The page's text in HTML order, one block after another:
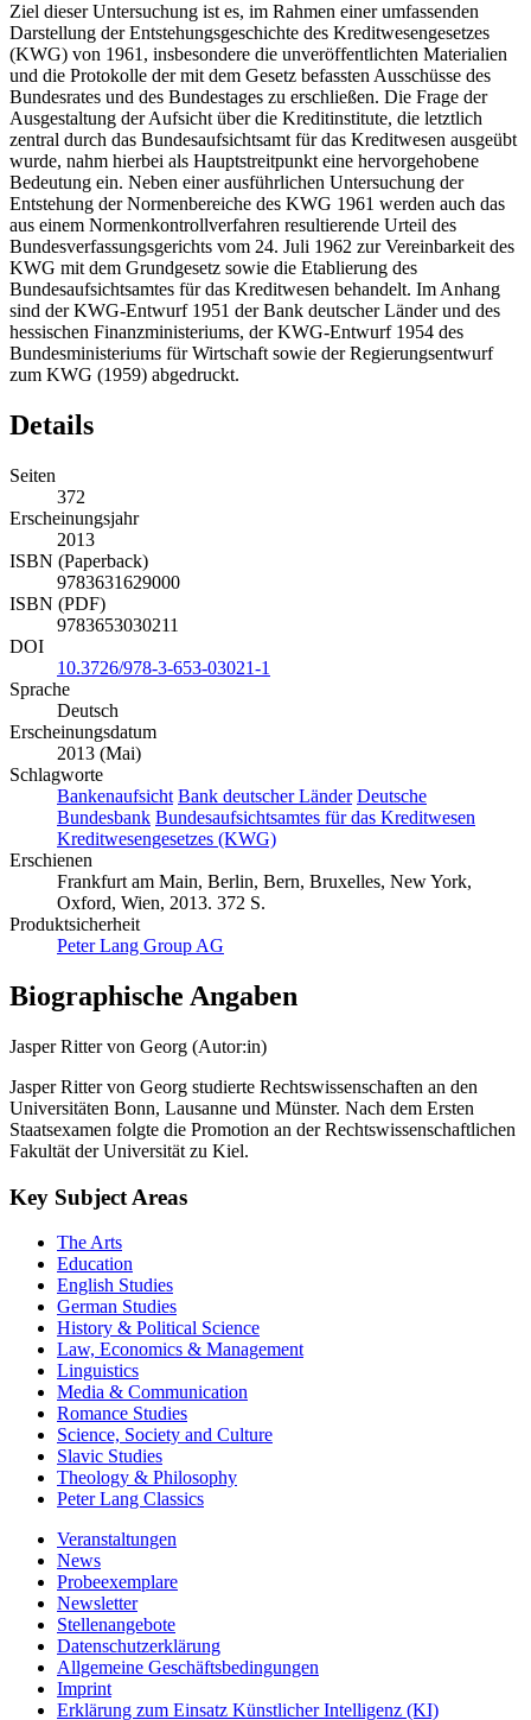
Ziel dieser Untersuchung ist es, im Rahmen einer umfassenden
Darstellung der Entstehungsgeschichte des Kreditwesengesetzes
(KWG) von 1961, insbesondere die unveröffentlichten Materialien
und die Protokolle der mit dem Gesetz befassten Ausschüsse des
Bundesrates und des Bundestages zu erschließen. Die Frage der
Ausgestaltung der Aufsicht über die Kreditinstitute, die letztlich
zentral durch das Bundesaufsichtsamt für das Kreditwesen ausgeübt
wurde, nahm hierbei als Hauptstreitpunkt eine hervorgehobene
Bedeutung ein. Neben einer ausführlichen Untersuchung der
Entstehung der Normenbereiche des KWG 1961 werden auch das
aus einem Normenkontrollverfahren resultierende Urteil des
Bundesverfassungsgerichts vom 24. Juli 1962 zur Vereinbarkeit des
KWG mit dem Grundgesetz sowie die Etablierung des
Bundesaufsichtsamtes für das Kreditwesen behandelt. Im Anhang
sind der KWG-Entwurf 1951 der Bank deutscher Länder und des
hessischen Finanzministeriums, der KWG-Entwurf 1954 des
Bundesministeriums für Wirtschaft sowie der Regierungsentwurf
zum KWG (1959) abgedruckt.
Details
Seiten
372
Erscheinungsjahr
2013
ISBN (Paperback)
9783631629000
ISBN (PDF)
9783653030211
DOI
10.3726/978-3-653-03021-1
Sprache
Deutsch
Erscheinungsdatum
2013 (Mai)
Schlagworte
Bankenaufsicht Bank deutscher Länder Deutsche
Bundesbank Bundesaufsichtsamtes für das Kreditwesen
Kreditwesengesetzes (KWG)
Erschienen
Frankfurt am Main, Berlin, Bern, Bruxelles, New York,
Oxford, Wien, 2013. 372 S.
Produktsicherheit
Peter Lang Group AG
Biographische Angaben
Jasper Ritter von Georg (Autor:in)
Jasper Ritter von Georg studierte Rechtswissenschaften an den
Universitäten Bonn, Lausanne und Münster. Nach dem Ersten
Staatsexamen folgte die Promotion an der Rechtswissenschaftlichen
Fakultät der Universität zu Kiel.
Key Subject Areas
The Arts
Education
English Studies
German Studies
History & Political Science
Law, Economics & Management
Linguistics
Media & Communication
Romance Studies
Science, Society and Culture
Slavic Studies
Theology & Philosophy
Peter Lang Classics
Veranstaltungen
News
Probeexemplare
Newsletter
Stellenangebote
Datenschutzerklärung
Allgemeine Geschäftsbedingungen
Imprint
Erklärung zum Einsatz Künstlicher Intelligenz (KI)